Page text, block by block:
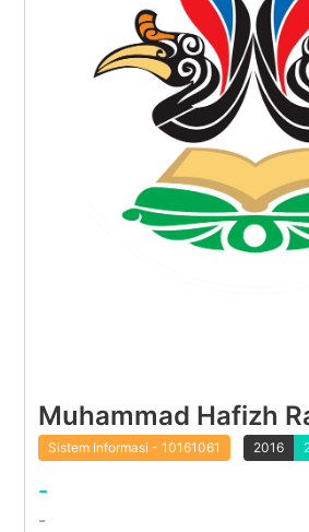
Muhammad Hafizh
Sistem Informasi - 10161061 2016
-
-